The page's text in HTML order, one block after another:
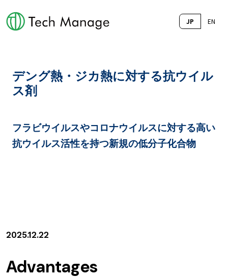
JP EN
デング熱・ジカ熱に対する抗ウイル
ス剤
フラビウイルスやコロナウイルスに対する高い
抗ウイルス活性を持つ新規の低分子化合物
2025.12.22
Advantages